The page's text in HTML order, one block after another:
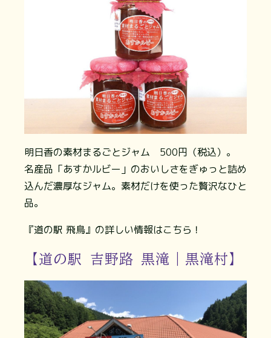
明日香の素材まるごとジャム 500円（税込）。
名産品「あすかルビー」のおいしさをぎゅっと詰め
込んだ濃厚なジャム。素材だけを使った贅沢なひと
品。
『道の駅 飛鳥』の詳しい情報はこちら！
【道の駅 吉野路 黒滝｜黒滝村】